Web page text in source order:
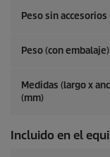
Peso sin accesorios
Peso (con
Medidas (largo x
(mm)
Incluido en el